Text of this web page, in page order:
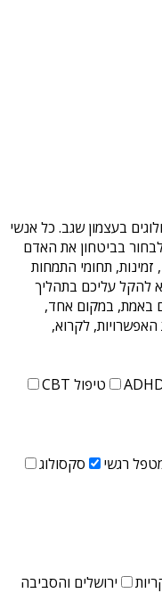
בעצמון שגב. כל אנשי
בביטחון את האדם
תחומי התמחות
להקל עליכם בתהליך
באמת, במקום אחד,
האפשרויות, לקרוא,
טיפול CBT
רגשי
סקסולוג
ירושלים והסביבה